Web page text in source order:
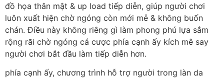
đồ họa thân mật & up load tiếp diễn, giúp người chơi
luôn xuất hiện chờ ngóng còn mới mẻ & không buốn
chán. Điều này không riêng gì làm phong phú lựa sắm
rộng rãi chờ ngóng cá cược phía cạnh ấy kích mê say
người chơi bắt đầu làm tiếp diễn hơn.
phía cạnh ấy, chương trình hỗ trợ người trong làn da